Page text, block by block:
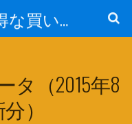
通販サイトのお得な買い物術や活用法
タ（2015年8
）